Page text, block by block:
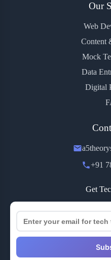
Our
Web
Content
Mock
Data
Digital
+91
Get